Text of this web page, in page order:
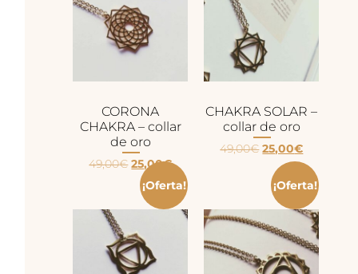
CORONA
CHAKRA – collar
de oro
49,00€ 25,00€
CHAKRA SOLAR –
collar de oro
49,00€ 25,00€
¡Oferta! ¡Oferta!